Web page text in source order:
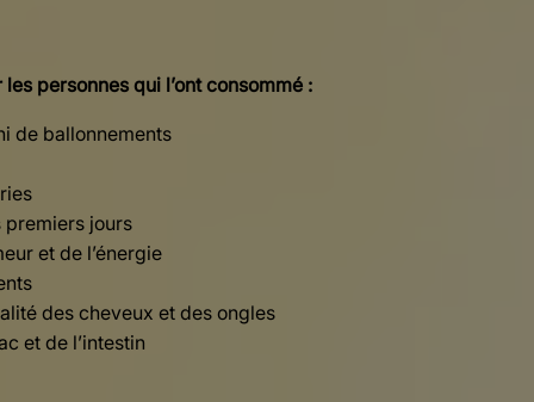
personnes qui l’ont consommé :
de ballonnements
premiers jours
et de l’énergie
des cheveux et des ongles
et de l’intestin